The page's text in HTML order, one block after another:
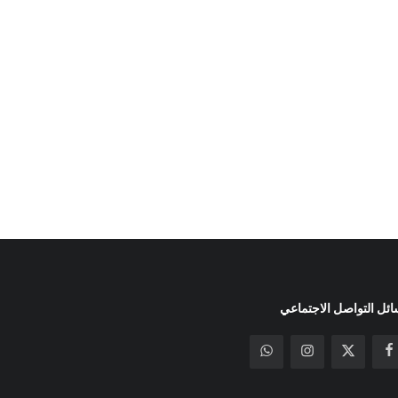
التواصل الاجتماعي